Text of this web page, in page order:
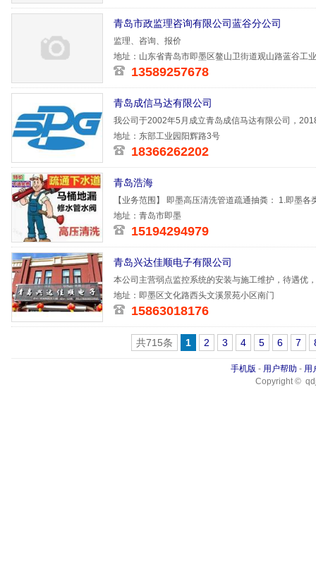
青岛市政监理咨询有限公司蓝谷分公司
监理、咨询、报价
地址：山东省青岛市即墨区鳌山卫街道观山路蓝谷工
13589257678
青岛成信马达有限公司
我公司于2002年5月成立青岛成信马达有限公司，
是一家生产马
地址：东部工业园阳辉路3号
18366262202
青岛浩海
【业务范围】 即墨高压清洗管道疏通抽粪： 1.即墨
业及居
地址：青岛市即墨
15194294979
青岛兴达佳顺电子有限公司
本公司主营弱点监控系统的安装与施工维护，待遇优
一天，法定
地址：即墨区文化路西头文溪景苑小区南门
15863018176
共715条 1 2 3 4 5 6 7
手机版 - 用户帮助 - 用
Copyright ©